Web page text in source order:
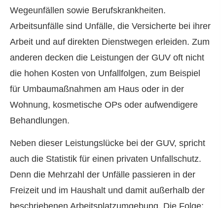
Wegeunfällen sowie Berufskrankheiten.
Arbeitsunfälle sind Unfälle, die Versicherte bei ihrer
Arbeit und auf direkten Dienstwegen erleiden. Zum
anderen decken die Leistungen der GUV oft nicht
die hohen Kosten von Unfallfolgen, zum Beispiel
für Umbaumaßnahmen am Haus oder in der
Wohnung, kosmetische OPs oder aufwendigere
Behandlungen.
Neben dieser Leistungslücke bei der GUV, spricht
auch die Statistik für einen privaten Unfallschutz.
Denn die Mehrzahl der Unfälle passieren in der
Freizeit und im Haushalt und damit außerhalb der